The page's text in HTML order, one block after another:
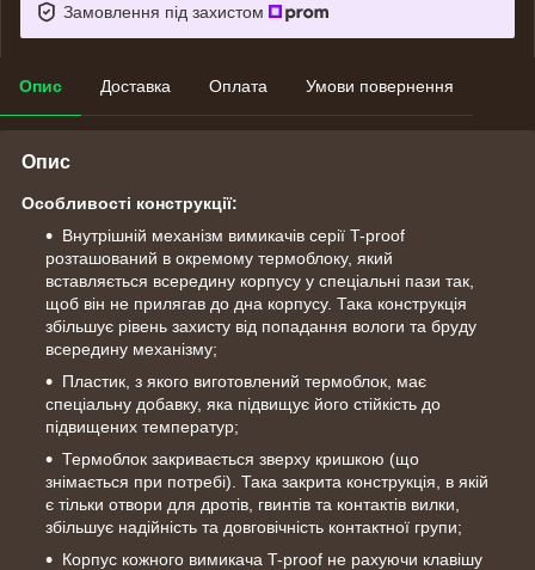
Замовлення під захистом
Опис Доставка Оплата Умови повернення
Опис
Особливостi конструкції:
Внутрішній механізм вимикачів серії T-proof
розташований в окремому термоблоку, який
вставляється всередину корпусу у спеціальні пази так,
щоб він не прилягав до дна корпусу. Така конструкція
збільшує рівень захисту від попадання вологи та бруду
всередину механізму;
Пластик, з якого виготовлений термоблок, має
спеціальну добавку, яка підвищує його стійкість до
підвищених температур;
Термоблок закривається зверху кришкою (що
знімається при потребі). Така закрита конструкція, в якій
є тільки отвори для дротів, гвинтів та контактів вилки,
збільшує надійність та довговічність контактної групи;
Корпус кожного вимикача T-proof не рахуючи клавішу